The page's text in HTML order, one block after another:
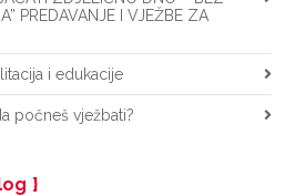
PREDAVANJE I VJEŽBE ZA
i edukacije
počneš vježbati?